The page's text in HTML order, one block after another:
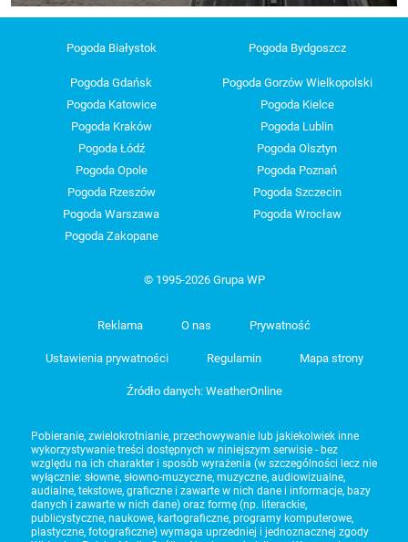
Pogoda Białystok Pogoda Bydgoszcz
Pogoda Gdańsk
Pogoda Gorzów Wielkopolski
Pogoda Katowice
Pogoda Kielce
Pogoda Kraków
Pogoda Lublin
Pogoda Łódź
Pogoda Olsztyn
Pogoda Opole
Pogoda Poznań
Pogoda Rzeszów
Pogoda Szczecin
Pogoda Warszawa
Pogoda Wrocław
Pogoda Zakopane
© 1995-2026 Grupa WP
Reklama O nas Prywatność
Ustawienia prywatności Regulamin Mapa strony
Źródło danych: WeatherOnline
Pobieranie, zwielokrotnianie, przechowywanie lub jakiekolwiek inne
wykorzystywanie treści dostępnych w niniejszym serwisie - bez
względu na ich charakter i sposób wyrażenia (w szczególności lecz nie
wyłącznie: słowne, słowno-muzyczne, muzyczne, audiowizualne,
audialne, tekstowe, graficzne i zawarte w nich dane i informacje, bazy
danych i zawarte w nich dane) oraz formę (np. literackie,
publicystyczne, naukowe, kartograficzne, programy komputerowe,
plastyczne, fotograficzne) wymaga uprzedniej i jednoznacznej zgody